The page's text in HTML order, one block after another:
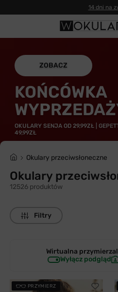
14 dni na
ZOBACZ
KOŃCÓWKA
OKULARY SENJA OD 29,99ZŁ |
49,99ZŁ
Okulary przeciwsłoneczne
Okulary
12526 produktów
Filtry
Wirtualna
Wyłącz podgląd
PRZYMIERZ